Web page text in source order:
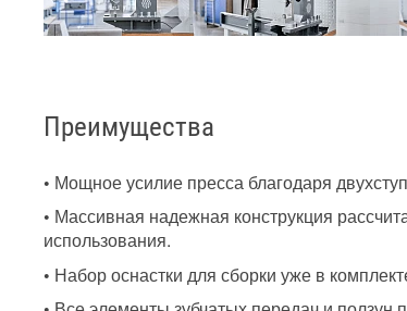
Преимущества
• Мощное усилие пресса благодаря
• Массивная надежная конструкция
использования.
• Набор оснастки для сборки уже в